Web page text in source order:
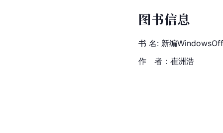
图书信息
书 名: 新编
作　者：崔洲浩